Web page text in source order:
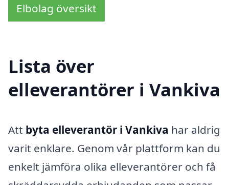
Elbolag översikt
Lista över
elleverantörer i Vankiva
Att byta elleverantör i Vankiva har aldrig
varit enklare. Genom vår plattform kan du
enkelt jämföra olika elleverantörer och få